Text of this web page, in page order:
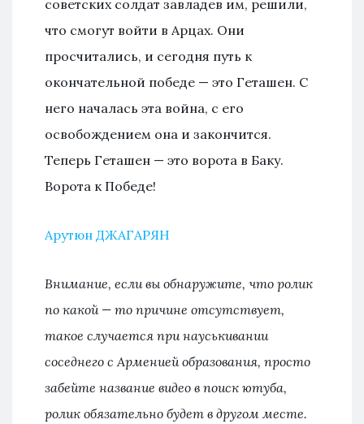
советских солдат завладев им, решили,
что смогут войти в Арцах. Они
просчитались, и сегодня путь к
окончательной победе — это Геташен. С
него началась эта война, с его
освобождением она и закончится.
Теперь Геташен — это ворота в Баку.
Ворота к Победе!
Арутюн ДЖАГАРЯН
Внимание, если вы обнаружите, что ролик
по какой — то причине отсутствует,
такое случается при науськивании
соседнего с Арменией образования, просто
забейте название видео в поиск ютуба,
ролик обязательно будет в другом месте.